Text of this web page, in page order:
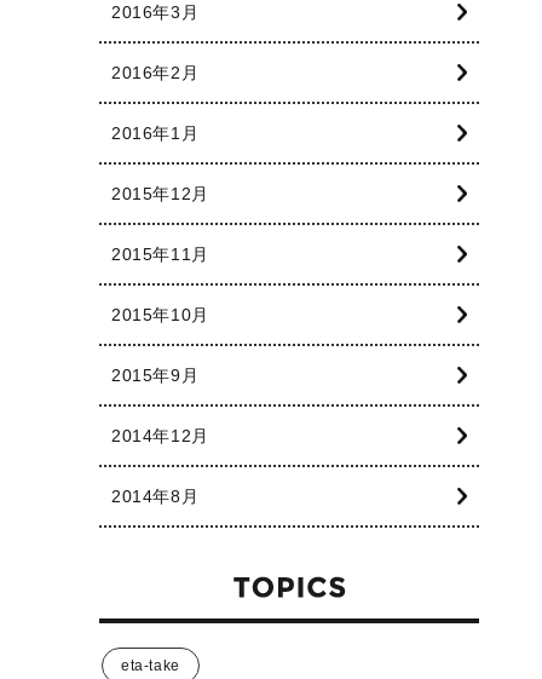
2016年3月
2016年2月
2016年1月
2015年12月
2015年11月
2015年10月
2015年9月
2014年12月
2014年8月
eta-take